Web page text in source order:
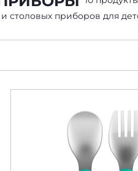
приборов для